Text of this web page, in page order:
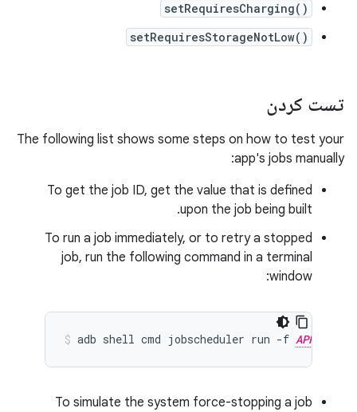
setRequiresCharging()
setRequiresStorageNotLow()
تست کردن
The following list shows some steps on how to test your
app's jobs manually:
To get the job ID, get the value that is defined
upon the job being built.
To run a job immediately, or to retry a stopped
job, run the following command in a terminal
window:
adb shell cmd jobscheduler run -f
To simulate the system force-stopping a job